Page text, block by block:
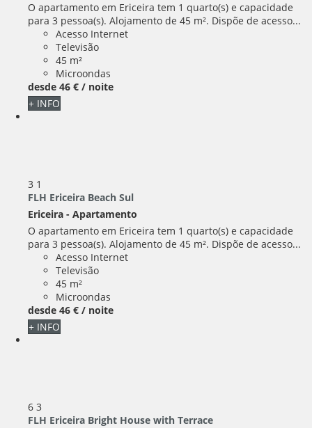
O apartamento em Ericeira tem 1 quarto(s) e capacidade
para 3 pessoa(s). Alojamento de 45 m². Dispõe de acesso...
Acesso Internet
Televisão
45 m²
Microondas
desde 46 € / noite
+ INFO
3 1
FLH Ericeira Beach Sul
Ericeira - Apartamento
O apartamento em Ericeira tem 1 quarto(s) e capacidade
para 3 pessoa(s). Alojamento de 45 m². Dispõe de acesso...
Acesso Internet
Televisão
45 m²
Microondas
desde 46 € / noite
+ INFO
6 3
FLH Ericeira Bright House with Terrace